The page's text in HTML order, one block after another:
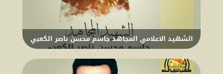
الشهيد الاعلامي المجاهد جاسم محسن ناصر الكعبي